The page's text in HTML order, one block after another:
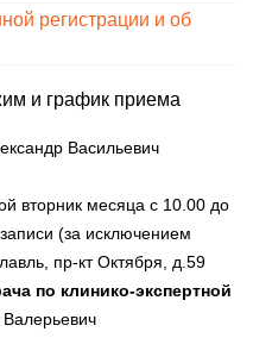
регистрации и об
и график приема
Васильевич
вторник месяца с 10.00 до
(за исключением
пр-кт Октября, д.59
по клинико-экспертной
Валерьевич